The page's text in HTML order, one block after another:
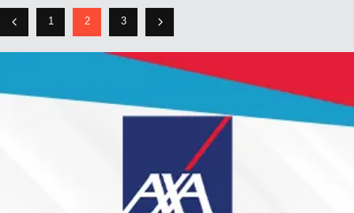
1 2 3